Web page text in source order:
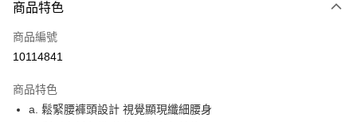
信用卡一次付款
超商取貨付款
ATM付款
商品特色
商品編號
10114841
商品特色
a. 鬆緊腰褲頭設計 視覺顯現纖細腰身